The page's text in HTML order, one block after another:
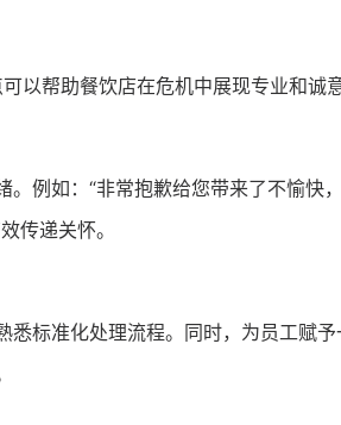
以帮助餐饮店在危机中展现专业和诚意
例如：“非常抱歉给您带来了不愉快
传递关怀。
标准化处理流程。同时，为员工赋